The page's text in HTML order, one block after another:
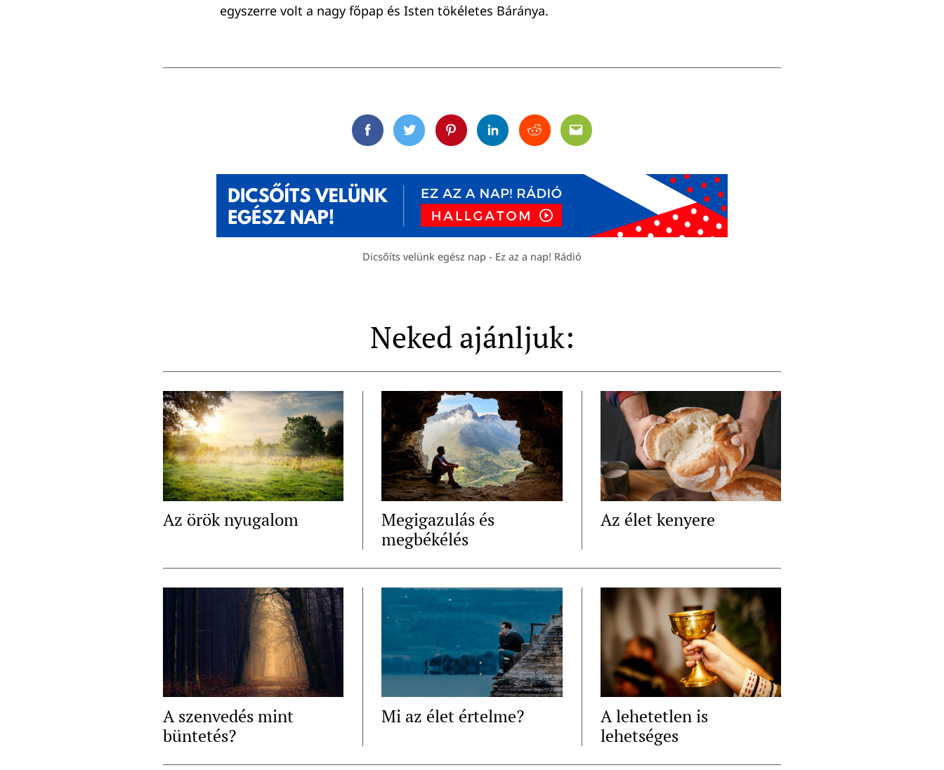
egyszerre volt a nagy főpap és Isten tökéletes Báránya.
FacebookTwitterPinterestLinkedinRedditEmail
Dicsőíts velünk egész nap - Ez az a nap! Rádió
Neked ajánljuk:
Az örök nyugalom
Megigazulás és
megbékélés
Az élet kenyere
A szenvedés mint
büntetés?
Mi az élet értelme?
A lehetetlen is
lehetséges